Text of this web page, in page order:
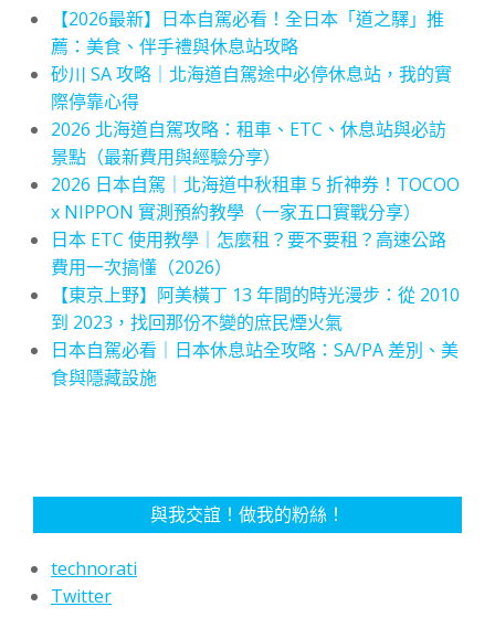
【2026最新】日本自駕必看！全日本「道之驛」推
薦：美食、伴手禮與休息站攻略
砂川 SA 攻略｜北海道自駕途中必停休息站，我的實
際停靠心得
2026 北海道自駕攻略：租車、ETC、休息站與必訪
景點（最新費用與經驗分享）
2026 日本自駕｜北海道中秋租車 5 折神券！TOCOO
x NIPPON 實測預約教學（一家五口實戰分享）
日本 ETC 使用教學｜怎麼租？要不要租？高速公路
費用一次搞懂（2026）
【東京上野】阿美橫丁 13 年間的時光漫步：從 2010
到 2023，找回那份不變的庶民煙火氣
日本自駕必看｜日本休息站全攻略：SA/PA 差別、美
食與隱藏設施
與我交誼！做我的粉絲！
technorati
Twitter